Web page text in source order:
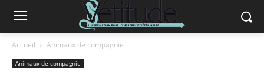
Accueil Animaux de compagnie
Animaux de compagnie